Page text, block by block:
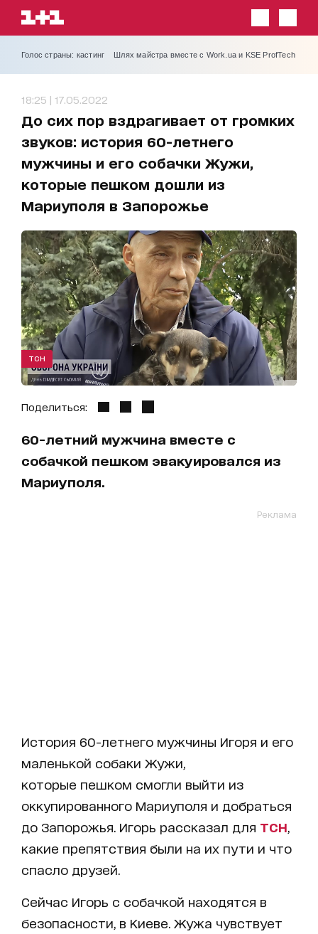
Голос страны: кастинг Шлях майстра вместе с Work.ua и KSE ProfTech
18:25 | 17.05.2022
До сих пор вздрагивает от громких
звуков: история 60-летнего
мужчины и его собачки Жужи,
которые пешком дошли из
Мариуполя в Запорожье
ТСН
Поделиться:
60-летний мужчина вместе с
собачкой пешком эвакуировался из
Мариуполя.
Реклама
История 60-летнего мужчины Игоря и его
маленькой собаки Жужи,
которые пешком смогли выйти из
оккупированного Мариуполя и добраться
до Запорожья. Игорь рассказал для ТСН
какие препятствия были на их пути и что
спасло друзей.
Сейчас Игорь с собачкой находятся в
безопасности, в Киеве. Жужа чувствует